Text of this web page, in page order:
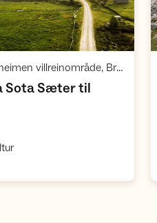
,
Vis turforslag
Reinheimen-Breheimen villreinområde, Breheimen med Jostedalsbreen
Sota Sæter til
,